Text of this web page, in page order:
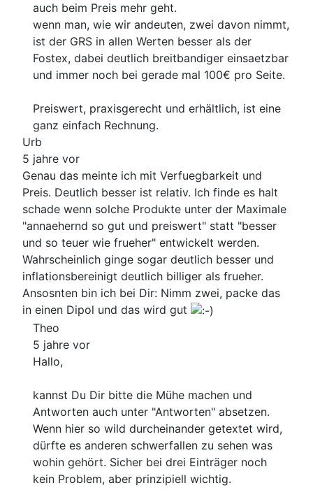
auch beim Preis mehr geht.
wenn man, wie wir andeuten, zwei davon nimmt,
ist der GRS in allen Werten besser als der
Fostex, dabei deutlich breitbandiger einsaetzbar
und immer noch bei gerade mal 100€ pro Seite.
Preiswert, praxisgerecht und erhältlich, ist eine
ganz einfach Rechnung.
Urb
5 jahre vor
Genau das meinte ich mit Verfuegbarkeit und
Preis. Deutlich besser ist relativ. Ich finde es halt
schade wenn solche Produkte unter der Maximale
"annaehernd so gut und preiswert" statt "besser
und so teuer wie frueher" entwickelt werden.
Wahrscheinlich ginge sogar deutlich besser und
inflationsbereinigt deutlich billiger als frueher.
Ansosnten bin ich bei Dir: Nimm zwei, packe das
in einen Dipol und das wird gut
Theo
5 jahre vor
Hallo,
kannst Du Dir bitte die Mühe machen und
Antworten auch unter "Antworten" absetzen.
Wenn hier so wild durcheinander getextet wird,
dürfte es anderen schwerfallen zu sehen was
wohin gehört. Sicher bei drei Einträger noch
kein Problem, aber prinzipiell wichtig.